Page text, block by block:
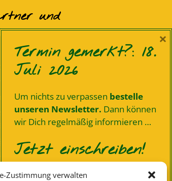
Zustimmung verwalten
und
Santaniello Bevergern
Elementbau
Hörstel
und Schifffahrtsamt
Egelkamp
Ton-, Licht und
Termin gemerkt?: 18.
Juli 2026
Um nichts zu verpassen bestelle
unseren Newsletter. Dann können
wir Dich regelmäßig informieren …
Jetzt einschreiben!
Nur noch Deine Mailadresse
×